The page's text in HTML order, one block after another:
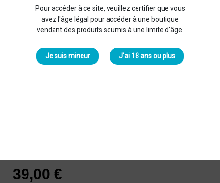
Pour accéder à ce site, veuillez certifier que vous
avez l'âge légal pour accéder à une boutique
vendant des produits soumis à une limite d'âge.
Je suis mineur J'ai 18 ans ou plus
39,00 €